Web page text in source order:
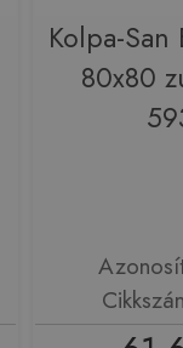
Kolpa-San
80x80